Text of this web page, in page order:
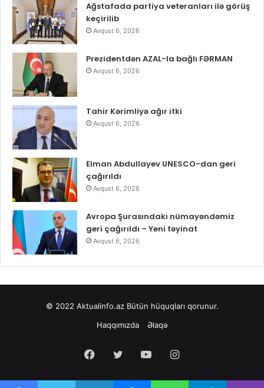
Ağstafada partiya veteranları ilə görüş
keçirilib
Avqust 6, 2026
Prezidentdən AZAL-la bağlı FƏRMAN
Avqust 6, 2026
Tahir Kərimliyə ağır itki
Avqust 6, 2026
Elman Abdullayev UNESCO-dan geri
çağırıldı
Avqust 6, 2026
Avropa Şurasındakı nümayəndəmiz
geri çağırıldı – Yeni təyinat
Avqust 6, 2026
© 2022 Aktualinfo.azBütün hüquqları qorunur.
Haqqımızda
Əlaqə
Facebook
Twitter YouTubeInstagram